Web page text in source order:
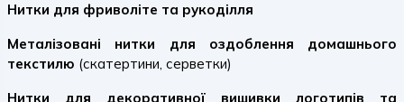
Нитки для фриволіте та рукоділля
Металізовані нитки для оздоблення домашнього
текстилю (скатертини, серветки)
Нитки для декоративної вишивки логотипів та